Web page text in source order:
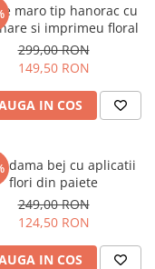
maro tip hanorac cu
si imprimeu floral
299,00 RON
149,50 RON
IN COS
dama bej cu aplicatii
flori din paiete
249,00 RON
124,50 RON
IN COS